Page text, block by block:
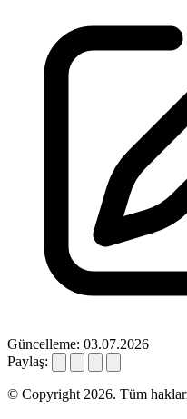
Güncelleme: 03.07.2026
Paylaş:
© Copyright 2026. Tüm hakları